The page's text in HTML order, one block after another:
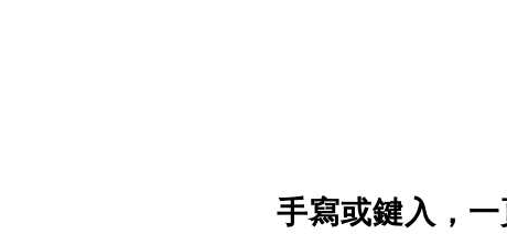
手寫或鍵入，